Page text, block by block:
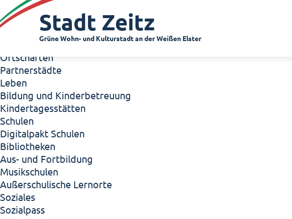
Zeitz - Die Kleinstadt
Willkommen in Zeitz!
Interview mit Oberbürgermeister Christian Thieme
Zeitz - Stadt der Zukunft
Ortschaften
Partnerstädte
Leben
Bildung und Kinderbetreuung
Kindertagesstätten
Schulen
Digitalpakt Schulen
Bibliotheken
Aus- und Fortbildung
Musikschulen
Außerschulische Lernorte
Soziales
Sozialpass
Stadt Zeitz
Grüne Wohn- und Kulturstadt an der Weißen Elster